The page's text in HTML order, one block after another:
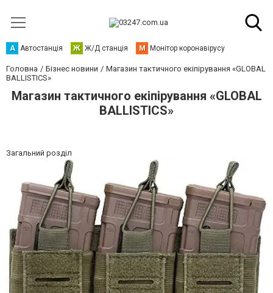
А Автостанція Ж Ж/Д станція М Монітор коронавірусу
Головна Бізнес новини
Магазин тактичного екіпірування «GLOBAL
BALLISTICS»
Магазин тактичного екіпірування «GLOBAL
BALLISTICS»
Загальний розділ